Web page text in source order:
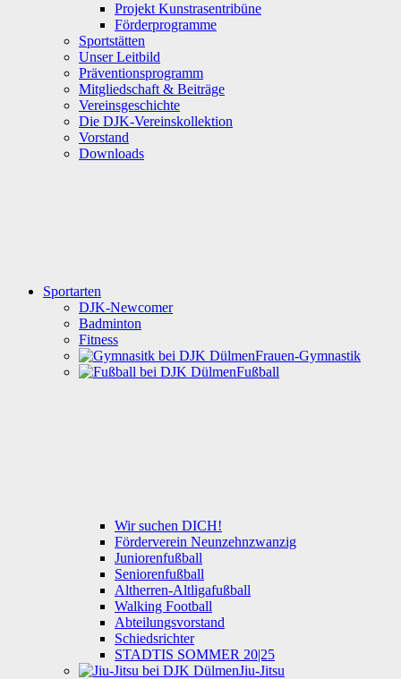
Projekt Kunstrasentribüne
Förderprogramme
Sportstätten
Unser Leitbild
Präventionsprogramm
Mitgliedschaft & Beiträge
Vereinsgeschichte
Die DJK-Vereinskollektion
Vorstand
Downloads
Sportarten
DJK-Newcomer
Badminton
Fitness
Frauen-Gymnastik
Fußball
Wir suchen DICH!
Förderverein Neunzehnzwanzig
Juniorenfußball
Seniorenfußball
Altherren-Altligafußball
Walking Football
Abteilungsvorstand
Schiedsrichter
STADTIS SOMMER 20|25
Jiu-Jitsu